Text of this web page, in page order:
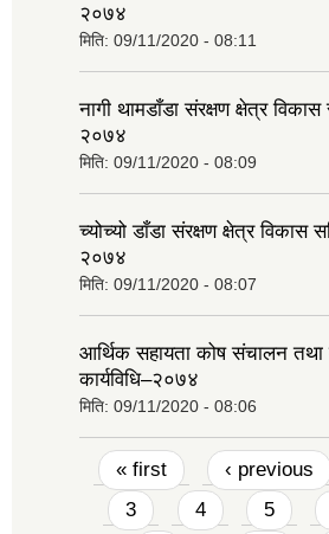
२०७४
मिति: 09/11/2020 - 08:11
नागी थामडाँडा संरक्षण क्षेत्र विकास
२०७४
मिति: 09/11/2020 - 08:09
च्योच्यो डाँडा संरक्षण क्षेत्र विकास
२०७४
मिति: 09/11/2020 - 08:07
आर्थिक सहायता कोष संचालन तथा
कार्यविधि–२०७४
मिति: 09/11/2020 - 08:06
Pages
« first ‹ previous
3
4 5